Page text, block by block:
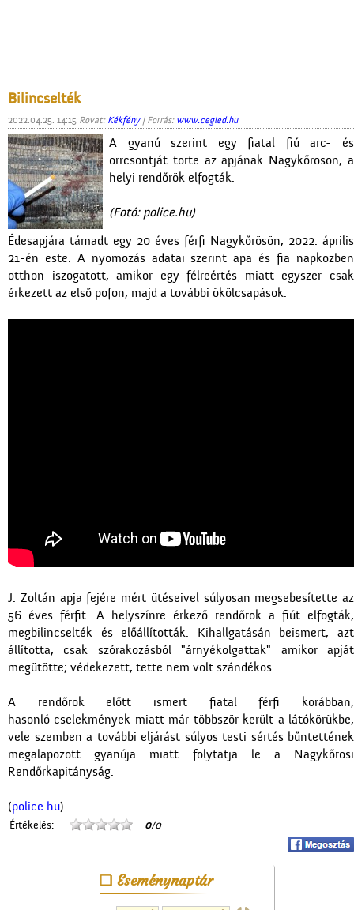
Bilincselték
2022.04.25. 14:15 Rovat: Kékfény| Forrás: www.cegled.hu
A gyanú szerint egy fiatal fiú arc- és
orrcsontját törte az apjának Nagykőrösön, a
helyi rendőrök elfogták.
(Fotó: police.hu)
Édesapjára támadt egy 20 éves férfi Nagykőrösön, 2022. április
21-én este. A nyomozás adatai szerint apa és fia napközben
otthon iszogatott, amikor egy félreértés miatt egyszer csak
érkezett az első pofon, majd a további ökölcsapások.
J. Zoltán apja fejére mért ütéseivel súlyosan megsebesítette az
56 éves férfit. A helyszínre érkező rendőrök a fiút elfogták,
megbilincselték és előállították. Kihallgatásán beismert, azt
állította, csak szórakozásból "árnyékolgattak" amikor apját
megütötte; védekezett, tette nem volt szándékos.
A rendőrök előtt ismert fiatal férfi korábban,
hasonló cselekmények miatt már többször került a látókörükbe,
vele szemben a további eljárást súlyos testi sértés bűntettének
megalapozott gyanúja miatt folytatja le a Nagykőrösi
Rendőrkapitányság.
(police.hu)
Értékelés: 0/0
Eseménynaptár